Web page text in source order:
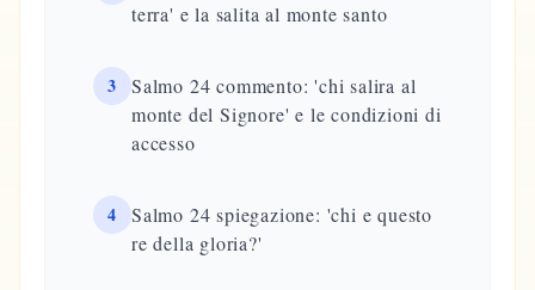
terra' e la salita al monte santo
3
Salmo 24 commento: 'chi salira al
monte del Signore' e le condizioni di
accesso
4
Salmo 24 spiegazione: 'chi e questo
re della gloria?'